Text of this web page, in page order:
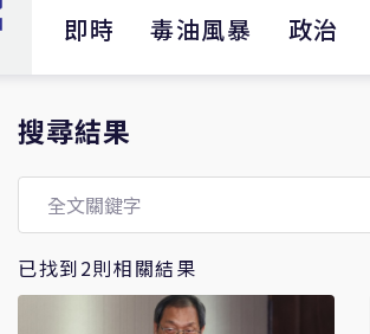
即時 毒油風暴 政治
搜尋結果
已找到2則相關結果